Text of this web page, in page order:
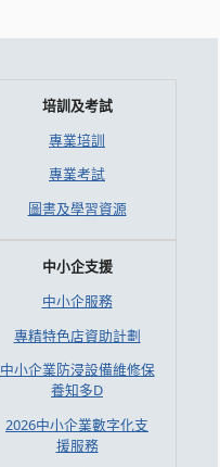
培訓及考試
專業培訓
專業考試
圖書及學習資源
中小企支援
中小企服務
專精特色店資助計劃
中小企業防浸設備維修保
養知多D
2026中小企業數字化支
援服務